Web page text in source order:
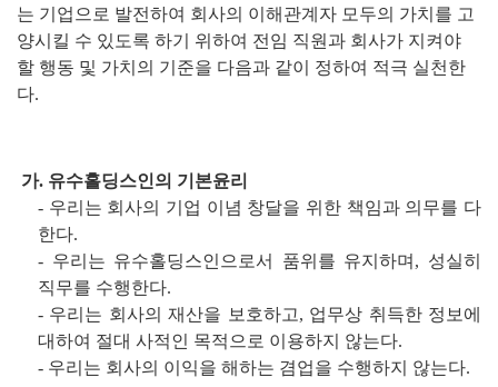
는 기업으로 발전하여 회사의 이해관계자 모두의 가치를 고
양시 킬 수 있도록 하기 위하여 전임 직원과 회사가 지켜야
할 행동 및 가치의 기준을 다음과 같이 정하여 적극 실천한
다.
가. 유수홀딩스인의 기본윤리
- 우리는 회사의 기업 이념 창달을 위한 책임과 의무를 다
한다.
- 우리는 유수홀딩스인으로서 품위를 유지하며, 성실히
직무를 수행한다.
- 우리는 회사의 재산을 보호하고, 업무상 취득한 정보에
대하여 절대 사적인 목적으로 이용하지 않는다.
- 우리는 회사의 이익을 해하는 겸업을 수행하지 않는다.